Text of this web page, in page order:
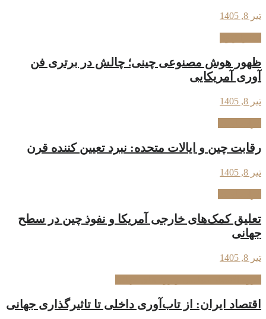
تیر 8, 1405
ظهور هوش مصنوعی چینی؛ چالش در برتری فن
آوری آمریکایی
تیر 8, 1405
رقابت چین و ایالات متحده: نبرد تعیین کننده قرن
تیر 8, 1405
تعلیق کمک‌های خارجی آمریکا و نفوذ چین در سطح
جهانی
تیر 8, 1405
اقتصاد ایران: از تاب‌آوری داخلی تا تاثیرگذاری جهانی